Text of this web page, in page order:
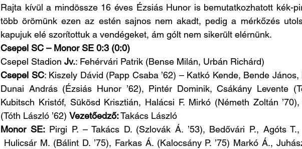
Rajta kívül a mindössze 16 éves Ézsiás Hunor is bemutatkozhatott kék-
több örömünk ezen az estén sajnos nem akadt, pedig a mérkőzés
kapujuk elé szorítottuk a vendégeket, ám gólt nem sikerült elérnünk.
Csepel SC – Monor SE 0:3 (0:0)
Csepel Stadion Jv.: Fehérvári Patrik (Bense Milán, Urbán Richárd)
Csepel SC: Kiszely Dávid (Papp Csaba ’62) – Katkó Kende, Bende
Dunai András (Ézsiás Hunor ’62), Pintér Dominik, Csákány Levente
Kubitsch Kristóf, Sükösd Krisztián, Halácsi F. Mirkó (Németh Zoltán
(Tóth László ’62) Vezetőedző: Takács László
Monor SE: Pirgi P. – Takács D. (Szlovák Á. ’53), Bedővári P., Agóts T.,
Hulicsár M. (Bálint D. ’75), Farkas Á. (Kalocsány P. ’75) Markó Á.,